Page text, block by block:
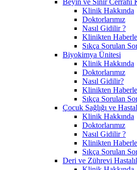
Klinik Hakkında
Doktorlarımız
Nasıl Gidilir ?
Klinikten
Sıkça Sorulan
Biyokimya Ünitesi
Klinik Hakkında
Doktorlarımız
Nasıl Gidilir?
Klinikten
Sıkça Sorulan
Çocuk Sağlığı ve
Klinik Hakkında
Doktorlarımız
Nasıl Gidilir ?
Klinikten
Sıkça Sorulan
Deri ve Zührevi